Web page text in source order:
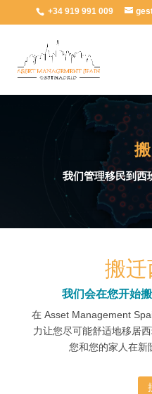
+34 919 991 009
我们管理移民到西
搬迁
我们会在您开始
在 Asset Management
力让您尽可能舒适地移居
您和您的家人在新